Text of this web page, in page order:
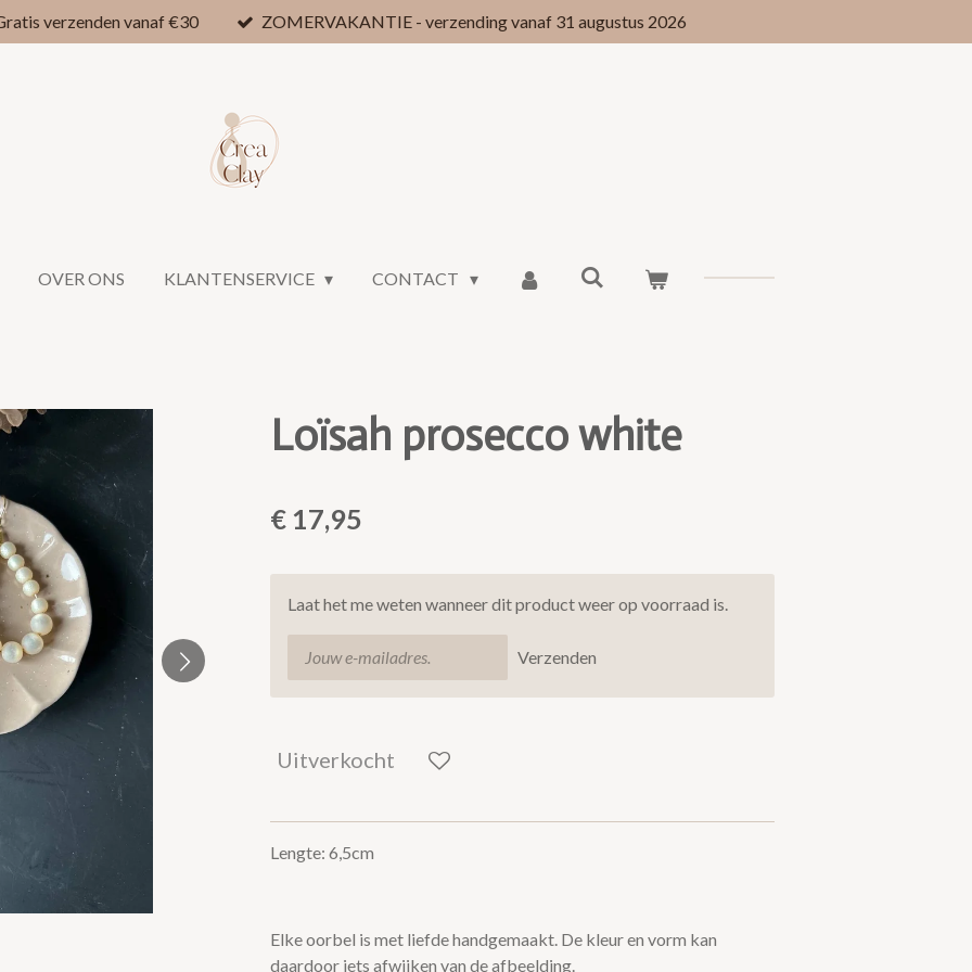
verzenden vanaf €30 ZOMERVAKANTIE - verzending vanaf 31 augustus 2026
OVER ONS KLANTENSERVICE CONTACT
Loïsah prosecco white
€ 17,95
Laat het me weten wanneer dit product weer op voorraad is.
Verzenden
Uitverkocht
Lengte: 6,5cm
Elke oorbel is met liefde handgemaakt. De kleur en vorm kan
daardoor iets afwijken van de afbeelding.